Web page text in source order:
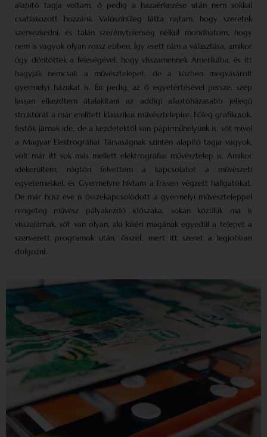
alapító tagja voltam, ő pedig a hazaérkezése után nem sokkal
csatlakozott hozzánk. Valószínűleg látta rajtam, hogy szeretek
szervezkedni, és talán szerénytelenség nélkül mondhatom, hogy
nem is vagyok olyan rossz ebben. Így esett rám a választása, amikor
úgy döntöttek a feleségével, hogy visszamennek Amerikába, és itt
hagyják nemcsak a művésztelepet, de a közben megvásárolt
gyermelyi házukat is. Én pedig, az ő egyetértésével persze, szép
lassan elkezdtem átalakítani az addigi alkotóházasabb jellegű
struktúrát a már említett klasszikus művésztelepire. Főleg grafikusok,
festők járnak ide, de a kezdetektől van papírműhelyünk is, sőt mivel
a Magyar Elektrográfiai Társaságnak szintén alapító tagja vagyok,
volt már itt sok más mellett elektrográfiai művésztelep is. Amikor
idekerültem, rögtön felvettem a kapcsolatot a művészeti
egyetemekkel, és Gyermelyre hívtam a frissen végzett hallgatókat.
De már húsz éve is összekapcsolódott a gyermelyi művészteleppel
rengeteg művész pályakezdő időszaka, sokan közülük ma is
visszajárnak, sőt van olyan, aki kikéri magának egyedül a telepet a
szervezett programok után, ősszel, mert itt szeret a legjobban
dolgozni.